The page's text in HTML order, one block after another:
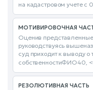
на кадастровом учете с
МОТИВИРОВОЧНАЯ
Оценив представленные
руководствуясь
суд приходит к выводу
РЕЗОЛЮТИВНАЯ ЧАСТЬ